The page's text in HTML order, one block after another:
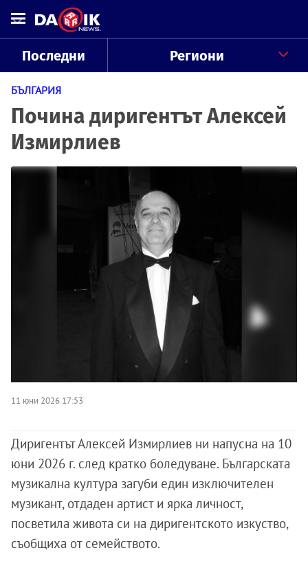
Последни Региони
БЪЛГАРИЯ
Почина диригентът Алексей
Измирлиев
11 юни 2026 17:53
Диригентът Алексей Измирлиев ни напусна на 10
юни 2026 г. след кратко боледуване. Българската
музикална култура загуби един изключителен
музикант, отдаден артист и ярка личност,
посветила живота си на диригентското изкуство,
съобщиха от семейството.